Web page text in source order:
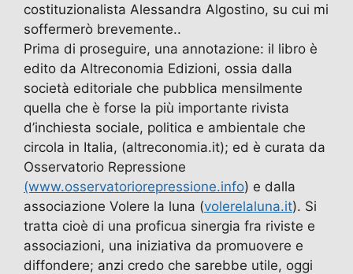
costituzionalista Alessandra Algostino, su cui mi
soffermerò brevemente..
Prima di proseguire, una annotazione: il libro è
edito da Altreconomia Edizioni, ossia dalla
società editoriale che pubblica mensilmente
quella che è forse la più importante rivista
d’inchiesta sociale, politica e ambientale che
circola in Italia, (altreconomia.it); ed è curata da
Osservatorio Repressione
(www.osservatoriorepressione.info) e dalla
associazione Volere la luna (volerelaluna.it). Si
tratta cioè di una proficua sinergia fra riviste e
associazioni, una iniziativa da promuovere e
diffondere; anzi credo che sarebbe utile, oggi